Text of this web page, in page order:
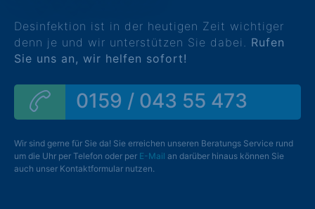
Desinfektion ist in der heutigen Zeit wichtiger
denn je und wir unterstützen Sie dabei. Rufen
Sie uns an, wir helfen sofort!
0159 / 043 55 473
Wir sind gerne für Sie da! Sie erreichen unseren Beratungs Service rund
um die Uhr per Telefon oder per E-Mail an darüber hinaus können Sie
auch unser Kontaktformular nutzen.